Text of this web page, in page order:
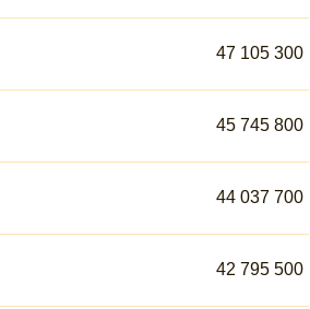
47 105 300
45 745 800
44 037 700
42 795 500